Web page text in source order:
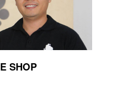
SHOP